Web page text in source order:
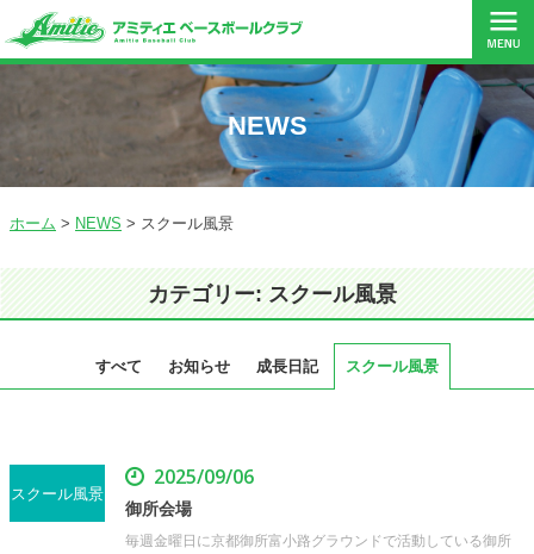
無料体験レッスン
NEWS
ホーム > NEWS > スクール風景
カテゴリー: スクール風景
すべて お知らせ 成長日記 スクール風景
スクール風景
2025/09/06
御所会場
毎週金曜日に京都御所富小路グラウンドで活動している御所